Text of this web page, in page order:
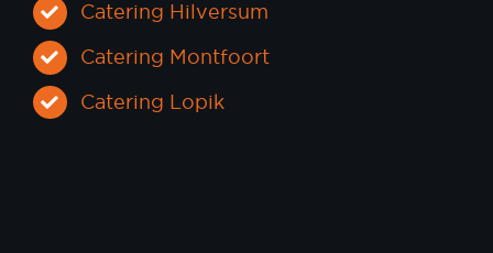
Catering Hilversum
Catering Montfoort
Catering Lopik